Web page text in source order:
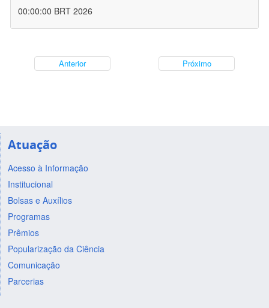
00:00:00 BRT 2026
Anterior Próximo
Atuação
Acesso à Informação
Institucional
Bolsas e Auxílios
Programas
Prêmios
Popularização da Ciência
Comunicação
Parcerias